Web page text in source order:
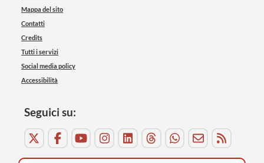
Mappa del sito
Contatti
Credits
Tutti i servizi
Social media policy
Accessibilità
Seguici su: